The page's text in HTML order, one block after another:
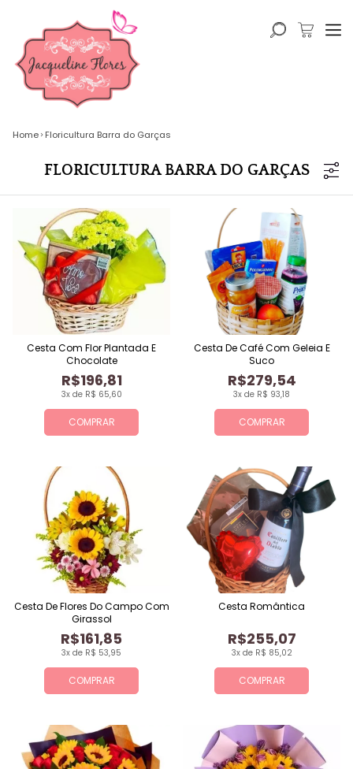
Home Floricultura Barra do Garças
FLORICULTURA BARRA DO GARÇAS
COMPRAR
3x de R$ 65,60
R$196,81
Cesta Com Flor Plantada E
Chocolate
COMPRAR
3x de R$ 93,18
R$279,54
Cesta De Café Com Geleia E
Suco
COMPRAR
3x de R$ 53,95
R$161,85
Cesta De Flores Do Campo Com
Girassol
COMPRAR
3x de R$ 85,02
R$255,07
Cesta Romântica